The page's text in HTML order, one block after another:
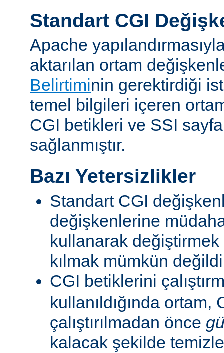
Standart CGI
Apache
aktarılan ortam
Belirtiminin gerektirdiği
temel bilgileri içeren
CGI betikleri ve SSI
sağlanmıştır.
Bazı Yetersizlikler
Standart CGI
değişkenlerine
kullanarak
kılmak mümkün
CGI betiklerini
kullanıldığında ortam,
çalıştırılmadan önce
kalacak şekilde